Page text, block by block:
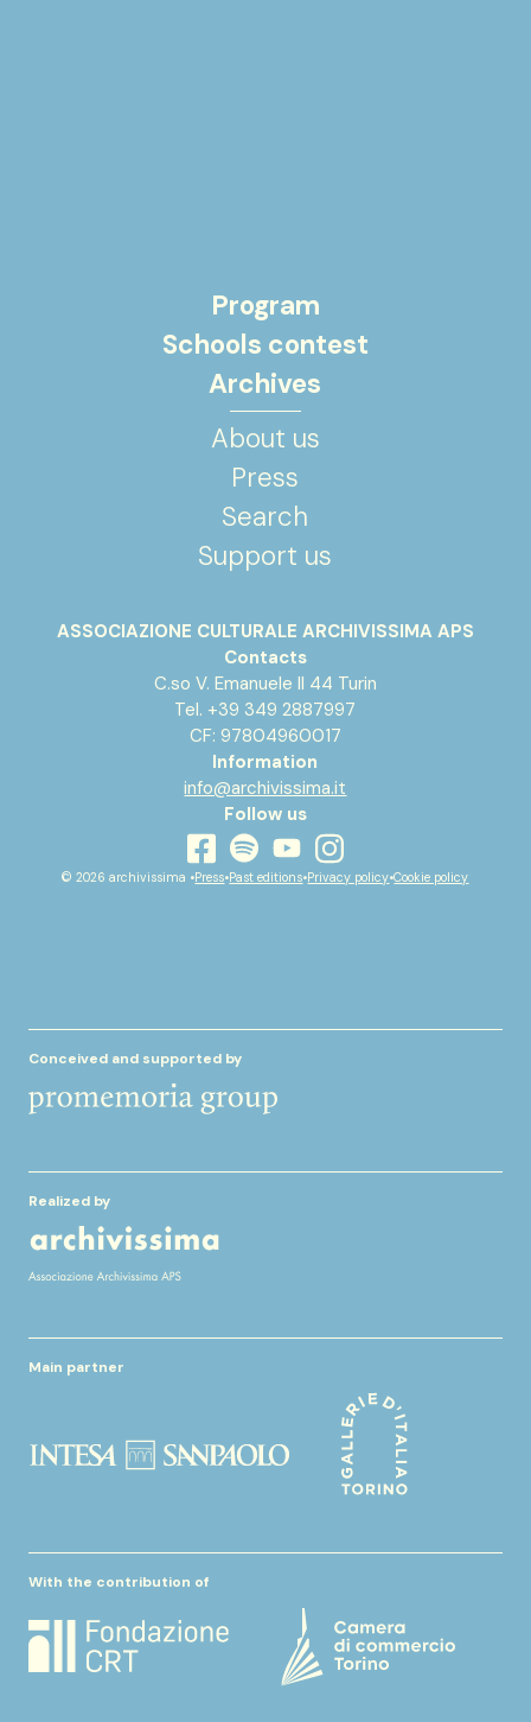
Program
Schools contest
Archives
About us
Press
Search
Support us
ASSOCIAZIONE CULTURALE ARCHIVISSIMA APS
Contacts
C.so V. Emanuele II 44 Turin
Tel. +39 349 2887997
CF: 97804960017
Information
info@archivissima.it
Follow us
facebook
spotifyyoutubeinstagram
© 2026 archivissima •Press•Past editions•Privacy policy•Cookie policy
Conceived and supported by
Realized by
Main partner
With the contribution of